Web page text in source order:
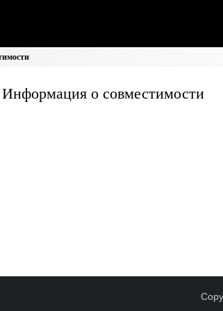
о совместимости